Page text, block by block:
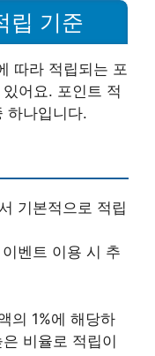
립 기준
따라 적립되는 포
어요. 포인트 적
하나입니다.
기본적으로 적립
벤트 이용 시 추
의 1%에 해당하
비율로 적립이